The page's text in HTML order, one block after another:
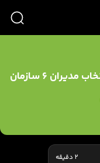
اپلیکیشن مکاتبات دیدگاه همراه؛ انتخاب مدیران 6 سازمان
2 دقیقه